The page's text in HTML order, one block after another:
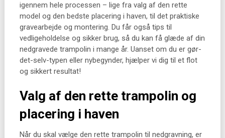
igennem hele processen – lige fra valg af den rette
model og den bedste placering i haven, til det praktiske
gravearbejde og montering. Du får også tips til
vedligeholdelse og sikker brug, så du kan få glæde af din
nedgravede trampolin i mange år. Uanset om du er gør-
det-selv-typen eller nybegynder, hjælper vi dig til et flot
og sikkert resultat!
Valg af den rette trampolin og
placering i haven
Når du skal vælge den rette trampolin til nedgravning, er